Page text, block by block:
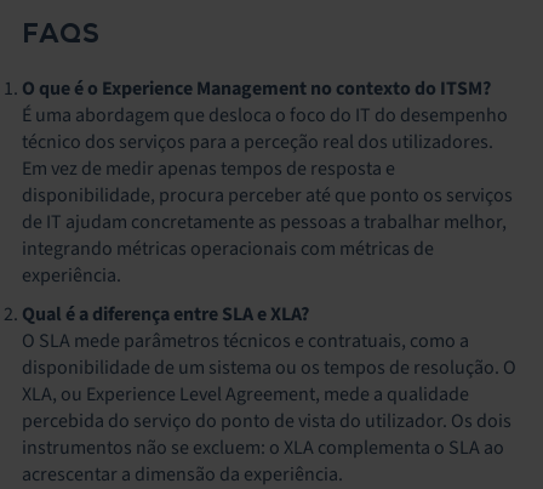
FAQS
O que é o Experience Management no contexto do ITSM?
É uma abordagem que desloca o foco do IT do desempenho
técnico dos serviços para a perceção real dos utilizadores.
Em vez de medir apenas tempos de resposta e
disponibilidade, procura perceber até que ponto os serviços
de IT ajudam concretamente as pessoas a trabalhar melhor,
integrando métricas operacionais com métricas de
experiência.
Qual é a diferença entre SLA e XLA?
O SLA mede parâmetros técnicos e contratuais, como a
disponibilidade de um sistema ou os tempos de resolução. O
XLA, ou Experience Level Agreement, mede a qualidade
percebida do serviço do ponto de vista do utilizador. Os dois
instrumentos não se excluem: o XLA complementa o SLA ao
acrescentar a dimensão da experiência.